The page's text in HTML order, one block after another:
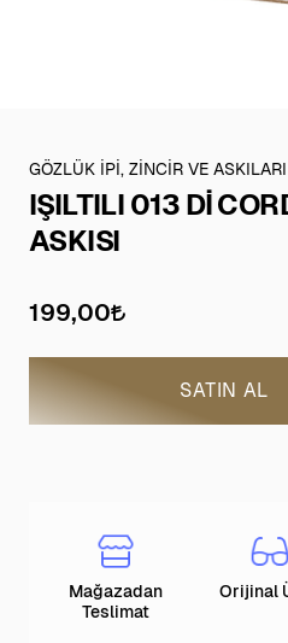
GÖZLÜK İPİ, ZİNCİR VE ASKILARI
IŞILTILI 013 Dİ
ASKISI
199,00
SATIN AL
Mağazadan
Teslimat
Orijinal